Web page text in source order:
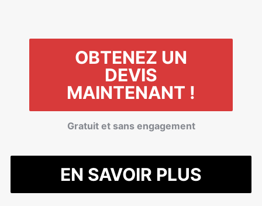
OBTENEZ UN
DEVIS
MAINTENANT !
Gratuit et sans engagement
EN SAVOIR PLUS